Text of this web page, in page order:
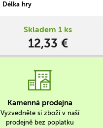
výbavy, lektvarů i šperků.
Délka hry
Skladem 1 ks
12,33 €
Kamenná prodejna
Vyzvedněte si zboží v naší
prodejně bez poplatku